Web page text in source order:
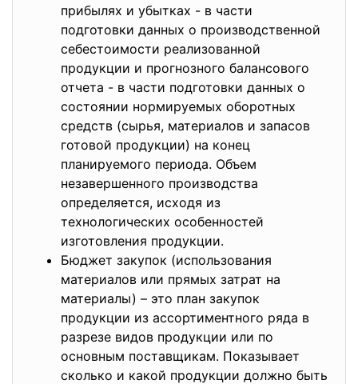
прибылях и убытках - в части
подготовки данных о производственной
себестоимости реализованной
продукции и прогнозного балансового
отчета - в части подготовки данных о
состоянии нормируемых оборотных
средств (сырья, материалов и запасов
готовой продукции) на конец
планируемого периода. Объем
незавершенного производства
определяется, исходя из
технологических особенностей
изготовления продукции.
Бюджет закупок (использования
материалов или прямых затрат на
материалы) – это план закупок
продукции из ассортиментного ряда в
разрезе видов продукции или по
основным поставщикам. Показывает
сколько и какой продукции должно быть